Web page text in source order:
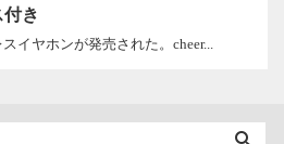
き
イヤホンが発売された。cheer...